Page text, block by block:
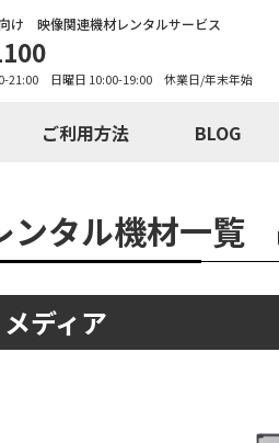
け 映像関連機材レンタルサービス
21:00 日曜日 10:00-19:00 休業日/年末年始
ご利用方法 BLOG
ンタル機材一覧
メディア